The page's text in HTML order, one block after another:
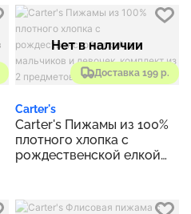
Доставка 199 р.
Нет в наличии
Carter's
Carter's Пижамы из 100%
плотного хлопка с
рождественской елкой